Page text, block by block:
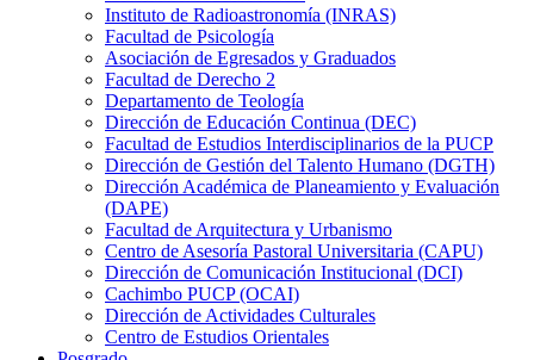
Instituto de Radioastronomía (INRAS)
Facultad de Psicología
Asociación de Egresados y Graduados
Facultad de Derecho 2
Departamento de Teología
Dirección de Educación Continua (DEC)
Facultad de Estudios Interdisciplinarios de la PUCP
Dirección de Gestión del Talento Humano (DGTH)
Dirección Académica de Planeamiento y Evaluación
(DAPE)
Facultad de Arquitectura y Urbanismo
Centro de Asesoría Pastoral Universitaria (CAPU)
Dirección de Comunicación Institucional (DCI)
Cachimbo PUCP (OCAI)
Dirección de Actividades Culturales
Centro de Estudios Orientales